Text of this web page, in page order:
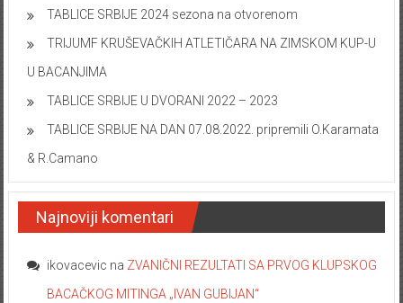
TABLICE SRBIJE 2024 sezona na otvorenom
TRIJUMF KRUŠEVAČKIH ATLETIČARA NA ZIMSKOM KUP-U
U BACANJIMA
TABLICE SRBIJE U DVORANI 2022 – 2023
TABLICE SRBIJE NA DAN 07.08.2022. pripremili O.Karamata
& R.Camano
Najnoviji komentari
ikovacevic na ZVANIČNI REZULTATI SA PRVOG KLUPSKOG
BACAČKOG MITINGA „IVAN GUBIJAN“